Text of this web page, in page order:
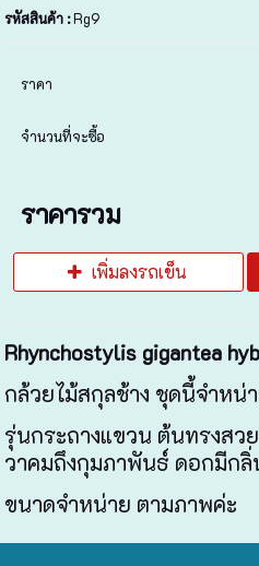
รหัสสินค้า :Rg9
ราคา
จำนวนที่จะซื้อ
ราคารวม
เพิ่มลงรถเข็น
Rhynchostylis gigantea
กล้วยไม้สกุลช้าง ชุดนี้จำหน่
รุ่นกระถางแขวน ต้นทรงสว
วาคมถึงกุมภาพันธ์ ดอกมีก
ขนาดจำหน่าย ตามภาพค่ะ